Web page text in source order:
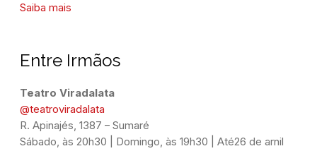
Saiba mais
Entre Irmãos
Teatro Viradalata
@teatroviradalata
Sábado, às 20h30 | Domingo, às 19h30 | Até26 de arnil